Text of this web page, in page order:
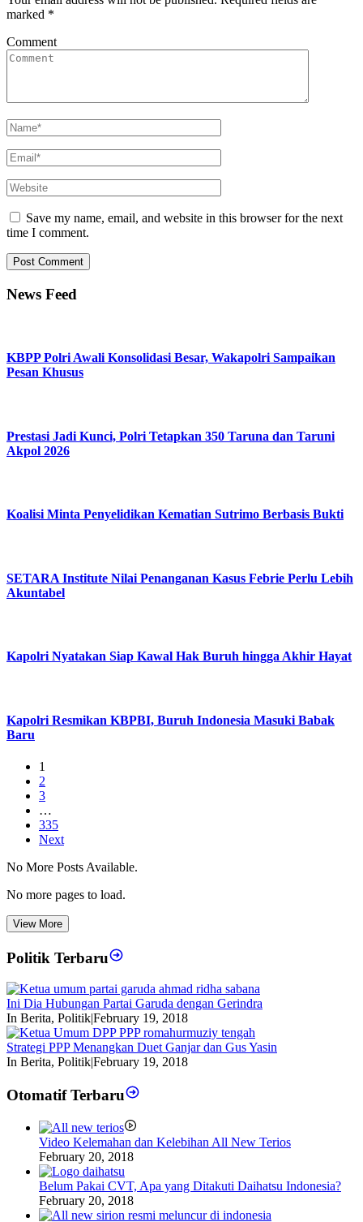
marked *
Comment
Save my name, email, and website in this browser for the next
time I comment.
News Feed
KBPP Polri Awali Konsolidasi Besar, Wakapolri Sampaikan
Pesan Khusus
Prestasi Jadi Kunci, Polri Tetapkan 350 Taruna dan Taruni
Akpol 2026
Koalisi Minta Penyelidikan Kematian Sutrimo Berbasis Bukti
SETARA Institute Nilai Penanganan Kasus Febrie Perlu Lebih
Akuntabel
Kapolri Nyatakan Siap Kawal Hak Buruh hingga Akhir Hayat
Kapolri Resmikan KBPBI, Buruh Indonesia Masuki Babak
Baru
1
2
3
…
335
Next
No More Posts Available.
No more pages to load.
View More
Politik Terbaru
Ini Dia Hubungan Partai Garuda dengan Gerindra
In Berita, Politik|February 19, 2018
Strategi PPP Menangkan Duet Ganjar dan Gus Yasin
In Berita, Politik|February 19, 2018
Otomatif Terbaru
Video Kelemahan dan Kelebihan All New Terios
February 20, 2018
Belum Pakai CVT, Apa yang Ditakuti Daihatsu Indonesia?
February 20, 2018